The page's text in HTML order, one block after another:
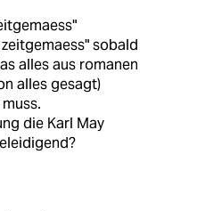
sobald
alles aus romanen
alles gesagt)
die Karl May